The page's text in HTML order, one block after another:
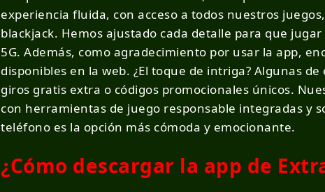
experiencia fluida, con acceso a todos nuestros
blackjack. Hemos ajustado cada detalle para que
5G. Además, como agradecimiento por usar la app,
disponibles en la web. ¿El toque de intriga? Algunas
giros gratis extra o códigos promocionales únicos.
con herramientas de juego responsable integradas y
teléfono es la opción más cómoda y emocionante.
¿Cómo descargar la app de